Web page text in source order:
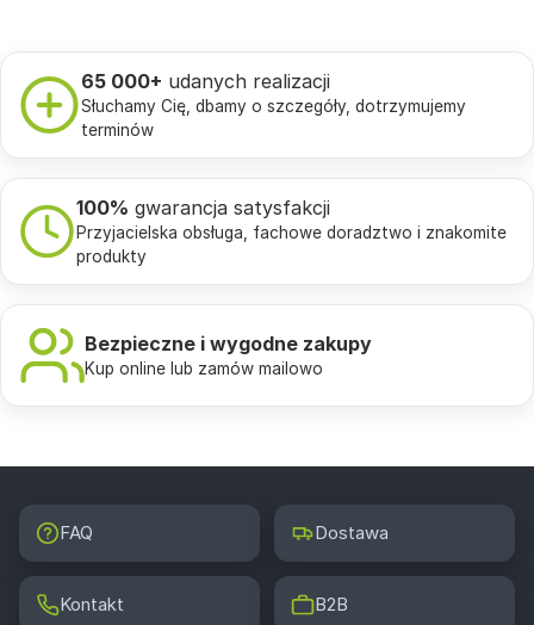
65 000+ udanych realizacji
Słuchamy Cię, dbamy o szczegóły, dotrzymujemy
terminów
100% gwarancja satysfakcji
Przyjacielska obsługa, fachowe doradztwo i znakomite
produkty
Bezpieczne i wygodne zakupy
Kup online lub zamów mailowo
FAQ Dostawa
Kontakt B2B